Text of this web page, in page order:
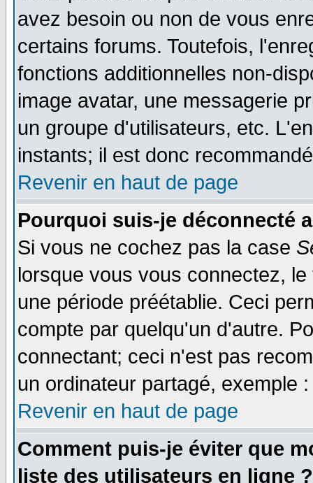
avez besoin ou non de vous
certains forums. Toutefois,
fonctions additionnelles non-
image avatar, une messagerie
un groupe d'utilisateurs, etc.
instants; il est donc
Revenir en haut de page
Pourquoi suis-je déconnecté
Si vous ne cochez pas la case
lorsque vous vous connectez,
une période préétablie. Ceci
compte par quelqu'un d'autre.
connectant; ceci n'est pas
un ordinateur partagé, exemple
Revenir en haut de page
Comment puis-je éviter que
liste des utilisateurs en ligne ?